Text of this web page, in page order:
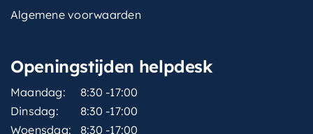
Algemene voorwaarden
Openingstijden helpdesk
Maandag:
8:30 -17:00
Dinsdag:
8:30 -17:00
Woensdag:
8:30 -17:00